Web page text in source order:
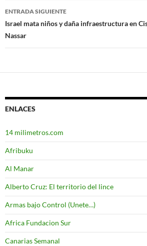
de
entradas
ENTRADA SIGUIENTE
Israel mata niños y daña infraestructura en
Nassar
ENLACES
14 milimetros.com
Afribuku
Al Manar
Alberto Cruz: El territorio del lince
Armas bajo Control (Unete…)
Africa Fundacion Sur
Canarias Semanal